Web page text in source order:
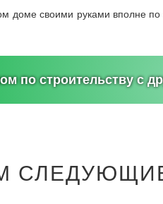
доме своими руками вполне
по строительству с